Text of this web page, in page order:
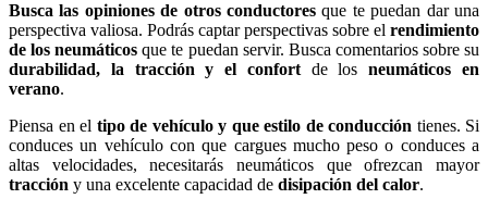
Busca las opiniones de otros conductores que te puedan dar una
perspectiva valiosa. Podrás captar perspectivas sobre el rendimiento
de los neumáticos que te puedan servir. Busca comentarios sobre su
durabilidad, la tracción y el confortde los neumáticos en
verano.
Piensa en el tipo de vehículo y que estilo de conducción tienes. Si
conduces un vehículo con que cargues mucho peso o conduces a
altas velocidades, necesitarás neumáticos que ofrezcan mayor
tracción y una excelente capacidad de disipación del calor.